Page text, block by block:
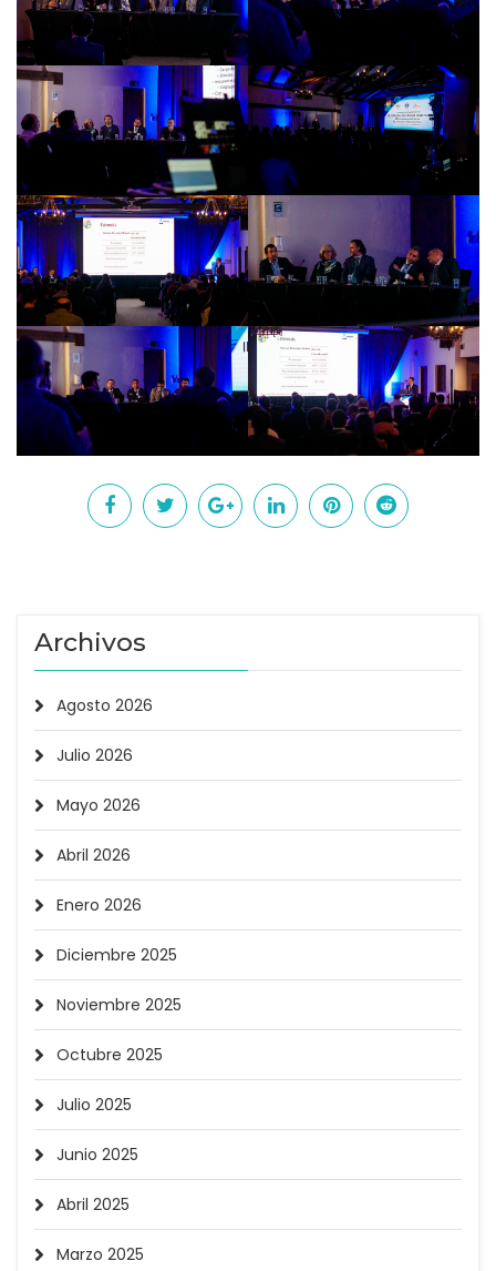
Archivos
Agosto 2026
Julio 2026
Mayo 2026
Abril 2026
Enero 2026
Diciembre 2025
Noviembre 2025
Octubre 2025
Julio 2025
Junio 2025
Abril 2025
Marzo 2025